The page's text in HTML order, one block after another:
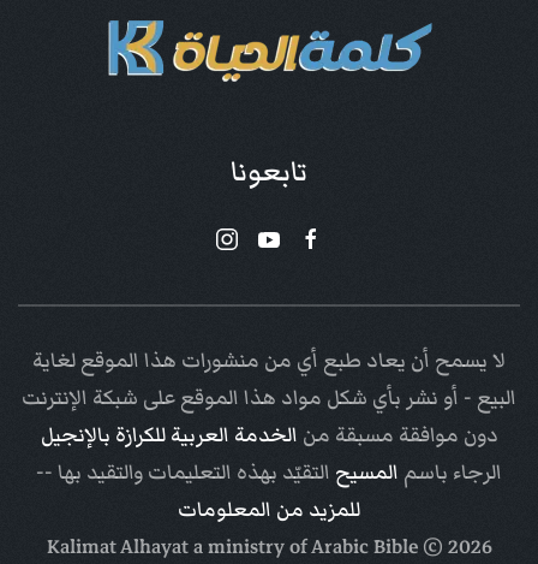
تابعونا
لا يسمح أن يعاد طبع أي من منشورات هذا الموقع لغاية
البيع - أو نشر بأي شكل مواد هذا الموقع على شبكة الإنترنت
دون موافقة مسبقة من الخدمة العربية للكرازة بالإنجيل
الرجاء باسم المسيح التقيّد بهذه التعليمات والتقيد بها --
للمزيد من المعلومات
2026
© Kalimat Alhayat a ministry of
Arabic Bible